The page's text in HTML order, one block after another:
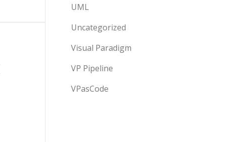
UML
Uncategorized
Visual Paradigm
VP Pipeline
VPasCode